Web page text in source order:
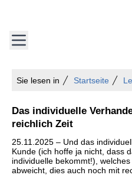
Sie lesen in Startseite
Das individuelle
reichlich Zeit
25.11.2025 – Und das
Kunde (ich hoffe ja nicht, dass
individuelle bekommt!),
abweicht, dies auch noch mit